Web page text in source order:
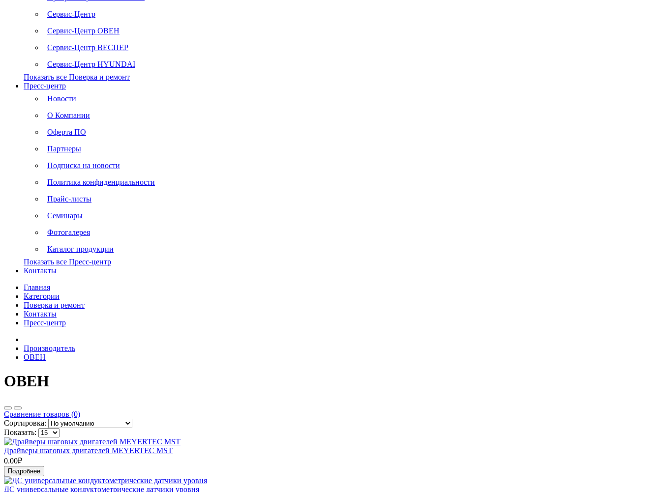
Сервис-Центр
Сервис-Центр ОВЕН
Сервис-Центр ВЕСПЕР
Сервис-Центр HYUNDAI
Показать все Поверка и ремонт
Пресс-центр
Новости
О Компании
Оферта ПО
Партнеры
Подписка на новости
Политика конфиденциальности
Прайс-листы
Семинары
Фотогалерея
Каталог продукции
Показать все Пресс-центр
Контакты
Главная
Категории
Поверка и ремонт
Контакты
Пресс-центр
Производитель
ОВЕН
ОВЕН
Сравнение товаров (0)
Сортировка:
Показать:
Драйверы шаговых двигателей MEYERTEC MST
0.00₽
Подробнее
ДС универсальные кондуктометрические датчики уровня